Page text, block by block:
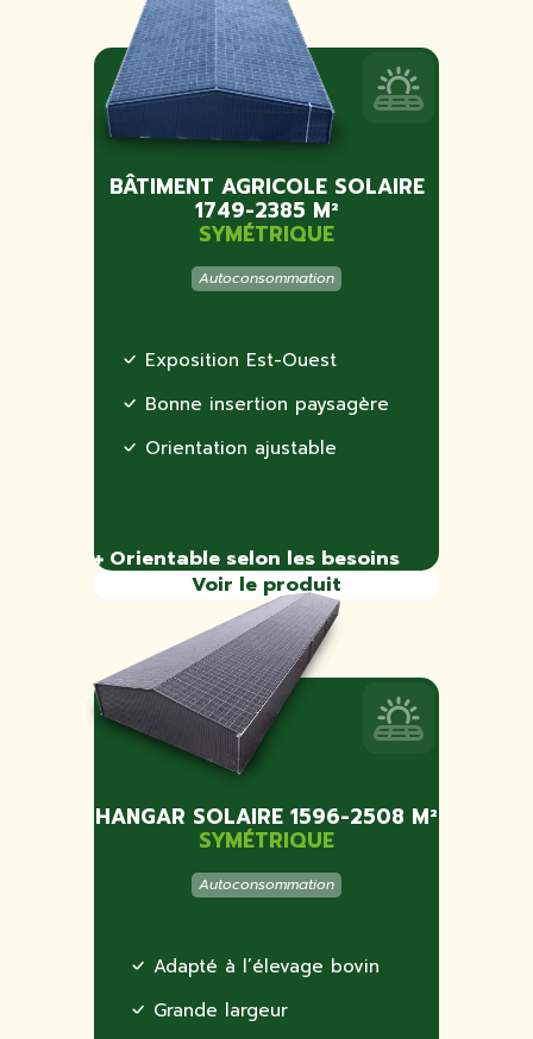
BÂTIMENT AGRICOLE SOLAIRE
1749-2385 M²
SYMÉTRIQUE
Autoconsommation
Exposition Est-Ouest
Bonne insertion paysagère
Orientation ajustable
Orientable selon les besoins
Voir le produit
HANGAR SOLAIRE 1596-2508 M²
SYMÉTRIQUE
Autoconsommation
Adapté à l’élevage bovin
Grande largeur